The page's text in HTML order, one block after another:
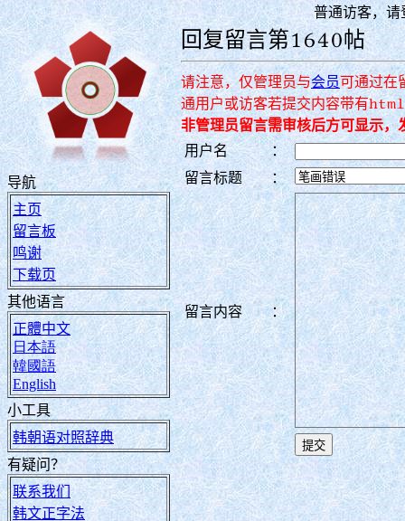
导航
主页
留言板
鸣谢
下载页
其他语言
正體中文
日本語
韓國語
English
小工具
韩朝语对照辞典
有疑问？
联系我们
韩文正字法
普通访客，
回复留言第1640帖
请注意，仅管理员与会员可通过在
通用户或访客若提交内容带有
非管理员留言需审核后方可显示，
用户名
：
留言标题
：
留言内容 ：